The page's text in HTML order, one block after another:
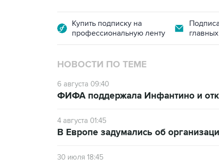
Купить подписку на
профессиональную ленту
НОВОСТИ ПО ТЕМЕ
6 августа 09:40
ФИФА поддержала Инфантино и
4 августа 01:45
В Европе задумались об
30 июля 18:45